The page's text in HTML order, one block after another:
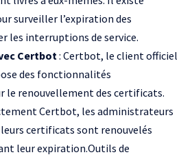
surveiller l’expiration des
les interruptions de service.
Certbot : Certbot, le client officiel
des fonctionnalités
le renouvellement des certificats.
Certbot, les administrateurs
leurs certificats sont renouvelés
leur expiration.Outils de